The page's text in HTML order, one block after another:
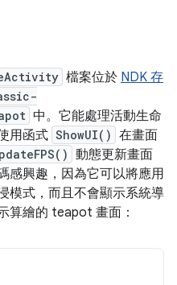
檔案位於 NDK 存
中。它能處理活動生命
用函式 ShowUI() 在畫面
動態更新畫面
感興趣，因為它可以將應用
模式，而且不會顯示系統導
算繪的 teapot 畫面：